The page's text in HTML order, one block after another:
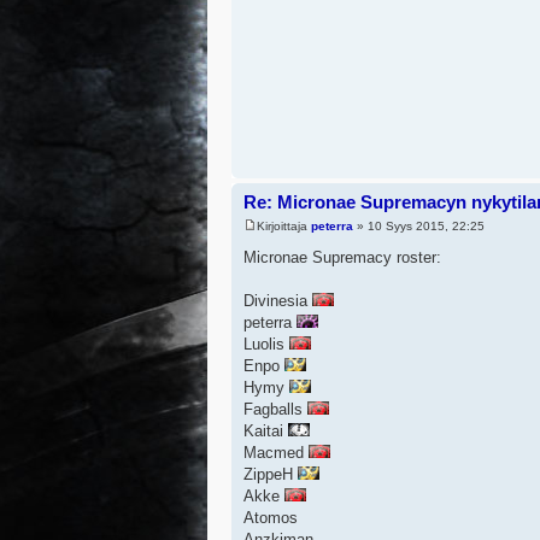
Re: Micronae Supremacyn
Kirjoittaja peterra » 10 Syys 2015, 22:25
Micronae Supremacy roster:
Divinesia
peterra
Luolis
Enpo
Hymy
Fagballs
Kaitai
Macmed
ZippeH
Akke
Atomos